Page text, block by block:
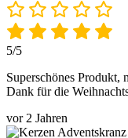
5/5
Superschönes Produkt,
Dank für die
vor 2 Jahren